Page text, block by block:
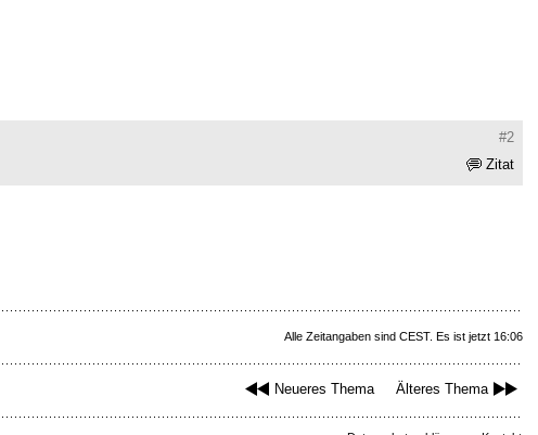
#2
Zitat
Alle Zeitangaben sind CEST. Es ist jetzt 16:06
Neueres Thema Älteres Thema